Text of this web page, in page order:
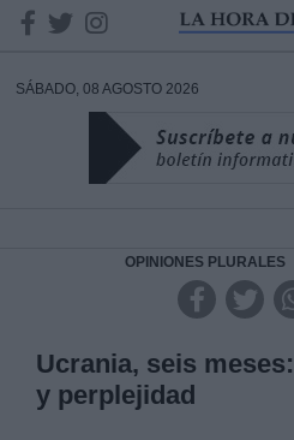
SÁBADO, 08 AGOSTO 2026
OPINIONES PLURALES
Ucrania, seis
y perplejidad
DATOS
Responsable: